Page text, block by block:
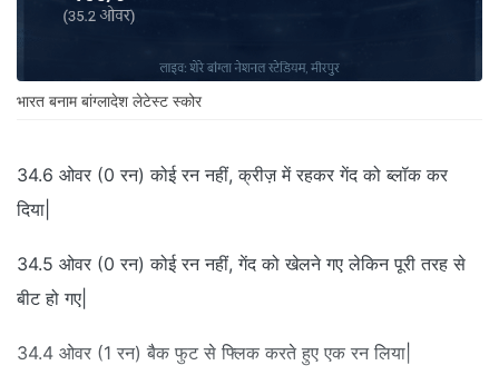
भारत बनाम बांग्लादेश लेटेस्ट स्कोर
34.6 ओवर (0 रन) कोई रन नहीं, क्रीज़ में रहकर गेंद को ब्लॉक कर
दिया|
34.5 ओवर (0 रन) कोई रन नहीं, गेंद को खेलने गए लेकिन पूरी तरह से
बीट हो गए|
34.4 ओवर (1 रन) बैक फुट से फ्लिक करते हुए एक रन लिया|